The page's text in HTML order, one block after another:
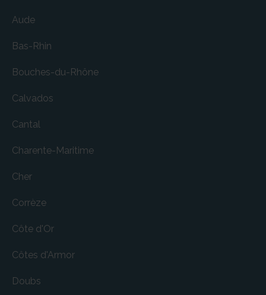
Aude
Bas-Rhin
Bouches-du-Rhône
Calvados
Cantal
Charente-Maritime
Cher
Corrèze
Côte d'Or
Côtes d'Armor
Doubs